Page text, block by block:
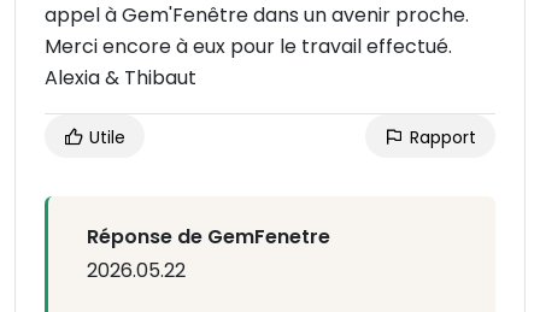
appel à Gem'Fenêtre dans un avenir proche.
Merci encore à eux pour le travail effectué.
Alexia & Thibaut
Utile Rapport
Réponse de GemFenetre
2026.05.22